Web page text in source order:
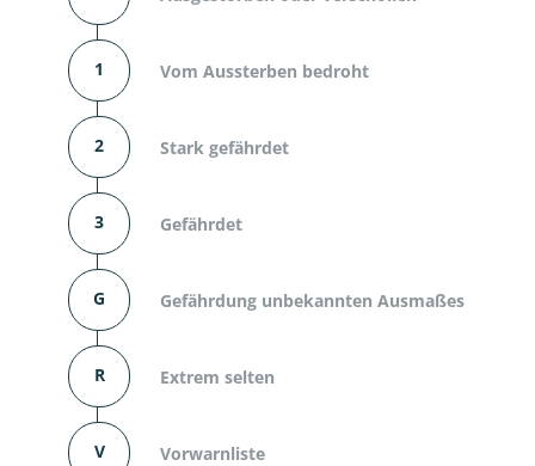
1 Vom Aussterben bedroht
2 Stark gefährdet
3 Gefährdet
G Gefährdung unbekannten Ausmaßes
R Extrem selten
V Vorwarnliste